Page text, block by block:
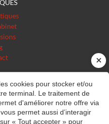
NEWSLETTER
CLIENT
cookies pour stocker et/ou
terminal. Le traitement de
d'améliorer notre offre via
permet aussi d’interagir
« Tout accepter » pour